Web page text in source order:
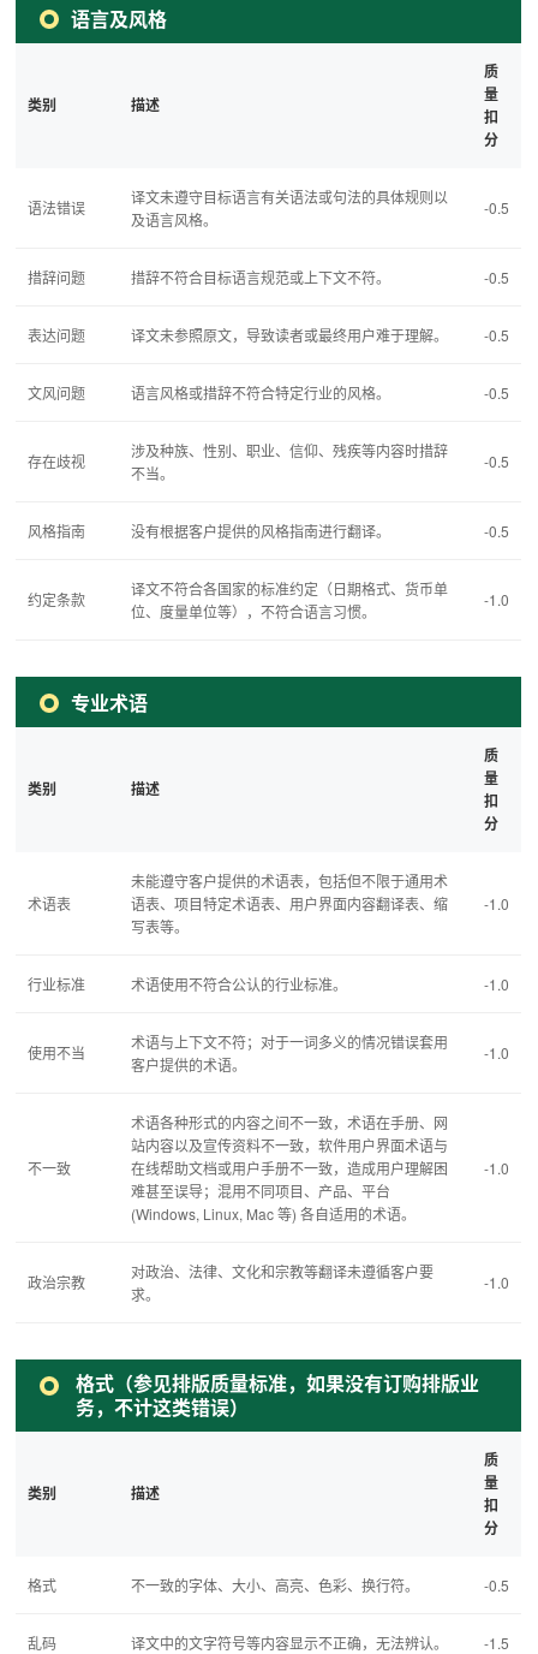
语言及风格
类别 描述
质
量
扣
分
语法错误
译文未遵守目标语言有关语法或句法的具体规则以
及语言风格。
-0.5
措辞问题 措辞不符合目标语言规范或上下文不符。 -0.5
表达问题 译文未参照原文，导致读者或最终用户难于理解。 -0.5
文风问题 语言风格或措辞不符合特定行业的风格。 -0.5
存在歧视
涉及种族、性别、职业、信仰、残疾等内容时措辞
不当。
-0.5
风格指南 没有根据客户提供的风格指南进行翻译。 -0.5
约定条款
译文不符合各国家的标准约定（日期格式、货币单
位、度量单位等），不符合语言习惯。
-1.0
专业术语
类别 描述
质
量
扣
分
术语表
未能遵守客户提供的术语表，包括但不限于通用术
语表、项目特定术语表、用户界面内容翻译表、缩
写表等。
-1.0
行业标准 术语使用不符合公认的行业标准。 -1.0
使用不当
术语与上下文不符；对于一词多义的情况错误套用
客户提供的术语。
-1.0
不一致
术语各种形式的内容之间不一致，术语在手册、网
站内容以及宣传资料不一致，软件用户界面术语与
在线帮助文档或用户手册不一致，造成用户理解困
难甚至误导；混用不同项目、产品、平台
(Windows, Linux, Mac 等) 各自适用的术语。
-1.0
政治宗教
对政治、法律、文化和宗教等翻译未遵循客户要
求。
-1.0
格式（参见排版质量标准，如果没有订购排版业
务，不计这类错误）
类别 描述
质
量
扣
分
格式 不一致的字体、大小、高亮、色彩、换行符。 -0.5
乱码 译文中的文字符号等内容显示不正确，无法辨认。 -1.5